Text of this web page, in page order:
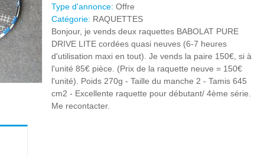
Type d'annonce: Offre
Catégorie: RAQUETTES
Bonjour, je vends deux raquettes BABOLAT PURE
DRIVE LITE cordées quasi neuves (6-7 heures
d'utilisation maxi en tout). Je vends la paire 150€, si à
l'unité 85€ pièce. (Prix de la raquette neuve = 150€
l'unité). Poids 270g - Taille du manche 2 - Tamis 645
cm2 - Excellente raquette pour débutant/ 4ème série.
Me recontacter.